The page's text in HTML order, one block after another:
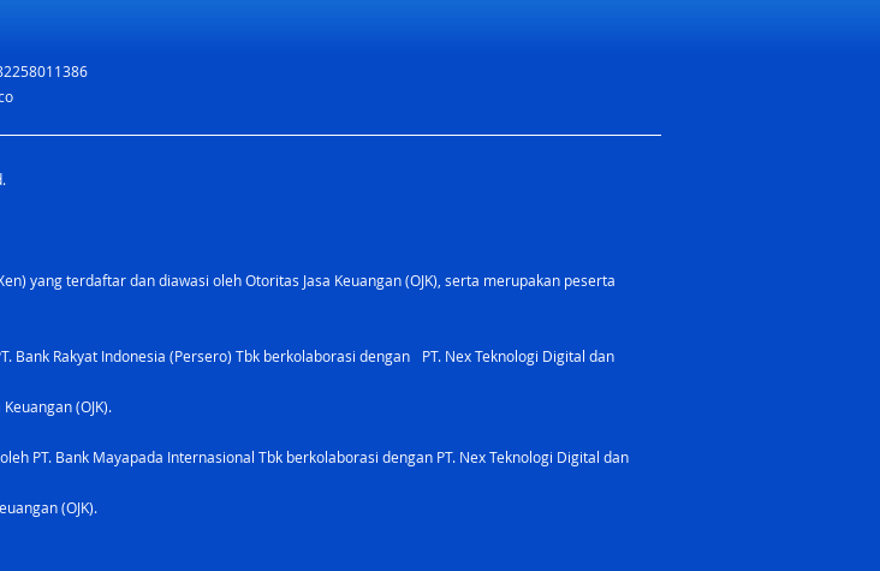
untuk Bisnis
&
yang terdaftar dan diawasi oleh Otoritas Jasa Keuangan (OJK), serta merupakan peserta
Bank Rakyat Indonesia (Persero) Tbk berkolaborasi dengan PT. Nex Teknologi Digital dan
(OJK).
PT. Bank Mayapada Internasional Tbk berkolaborasi dengan PT. Nex Teknologi Digital dan
(OJK).